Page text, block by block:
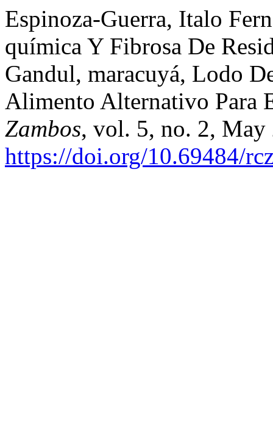
Espinoza-Guerra, Italo
química Y Fibrosa De
Gandul, maracuyá, Lodo
Alimento Alternativo Para
Zambos, vol. 5, no. 2, May
https://doi.org/10.69484/